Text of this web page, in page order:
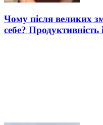
Чому після великих
себе?